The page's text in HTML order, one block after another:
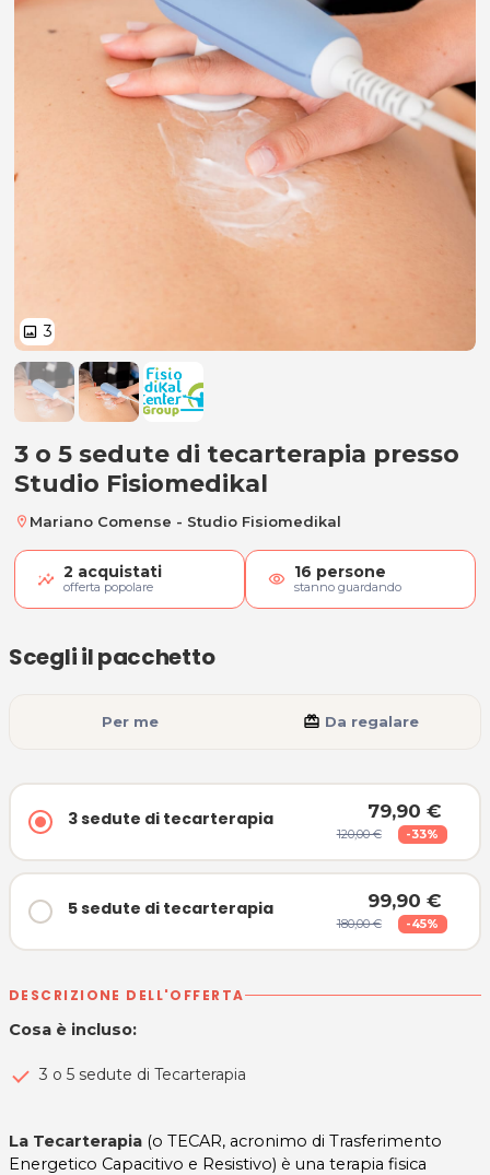
image 3
3 o 5 sedute di tecarterapia
3 o 5 sedute di tecarterapia presso
Studio Fisiomedikal
location_on Mariano Comense - Studio Fisiomedikal
2 acquistati
offerta popolare visibility 16 persone
stanno guardando
3 sedute di tecarterapia 79,90 €
120,00 € -33%
5 sedute di tecarterapia 99,90 €
180,00 € -45%
Scegli il pacchetto
Per me card_giftcard Da regalare
DESCRIZIONE DELL'OFFERTA
Cosa è incluso:
3 o 5 sedute di Tecarterapia
La Tecarterapia (o TECAR, acronimo di Trasferimento
Energetico Capacitivo e Resistivo) è una terapia fisica